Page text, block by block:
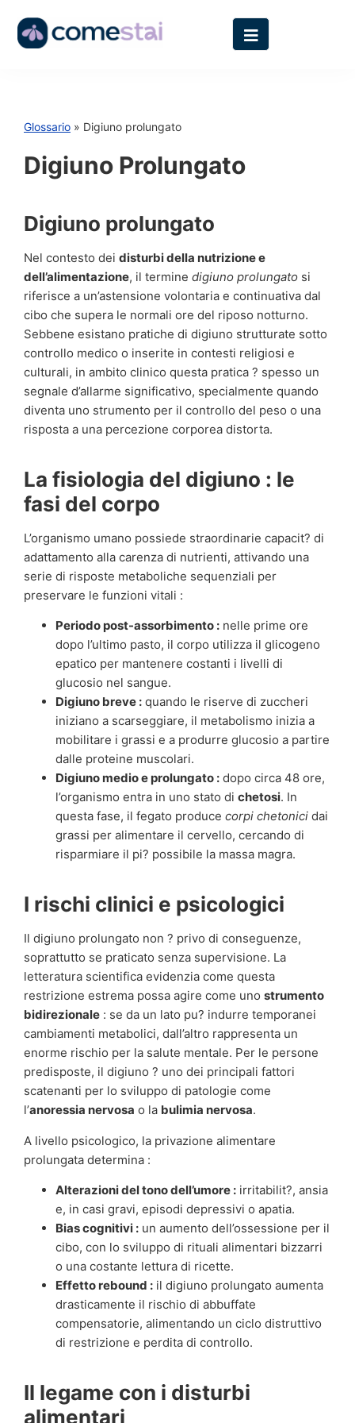
Glossario » Digiuno prolungato
Digiuno Prolungato
Digiuno prolungato
Nel contesto dei disturbi della nutrizione e
dell’alimentazione, il termine digiuno prolungato si
riferisce a un’astensione volontaria e continuativa dal
cibo che supera le normali ore del riposo notturno.
Sebbene esistano pratiche di digiuno strutturate sotto
controllo medico o inserite in contesti religiosi e
culturali, in ambito clinico questa pratica ? spesso un
segnale d’allarme significativo, specialmente quando
diventa uno strumento per il controllo del peso o una
risposta a una percezione corporea distorta.
La fisiologia del digiuno : le
fasi del corpo
L’organismo umano possiede straordinarie capacit? di
adattamento alla carenza di nutrienti, attivando una
serie di risposte metaboliche sequenziali per
preservare le funzioni vitali :
Periodo post-assorbimento : nelle prime ore
dopo l’ultimo pasto, il corpo utilizza il glicogeno
epatico per mantenere costanti i livelli di
glucosio nel sangue.
Digiuno breve : quando le riserve di zuccheri
iniziano a scarseggiare, il metabolismo inizia a
mobilitare i grassi e a produrre glucosio a partire
dalle proteine muscolari.
Digiuno medio e prolungato : dopo circa 48 ore,
l’organismo entra in uno stato di chetosi. In
questa fase, il fegato produce corpi chetonici dai
grassi per alimentare il cervello, cercando di
risparmiare il pi? possibile la massa magra.
I rischi clinici e psicologici
Il digiuno prolungato non ? privo di conseguenze,
soprattutto se praticato senza supervisione. La
letteratura scientifica evidenzia come questa
restrizione estrema possa agire come uno strumento
bidirezionale : se da un lato pu? indurre temporanei
cambiamenti metabolici, dall’altro rappresenta un
enorme rischio per la salute mentale. Per le persone
predisposte, il digiuno ? uno dei principali fattori
scatenanti per lo sviluppo di patologie come
l’anoressia nervosa o la bulimia nervosa.
A livello psicologico, la privazione alimentare
prolungata determina :
Alterazioni del tono dell’umore : irritabilit?, ansia
e, in casi gravi, episodi depressivi o apatia.
Bias cognitivi : un aumento dell’ossessione per il
cibo, con lo sviluppo di rituali alimentari bizzarri
o una costante lettura di ricette.
Effetto rebound : il digiuno prolungato aumenta
drasticamente il rischio di abbuffate
compensatorie, alimentando un ciclo distruttivo
di restrizione e perdita di controllo.
Il legame con i disturbi
alimentari